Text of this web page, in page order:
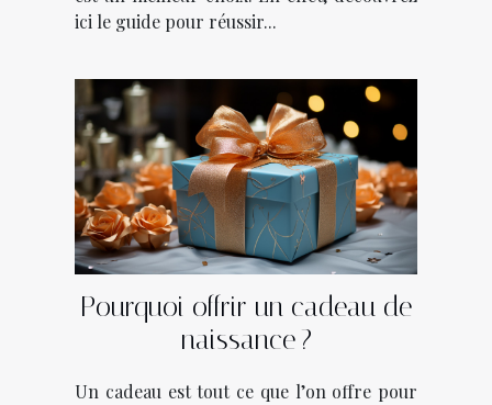
ici le guide pour réussir...
Pourquoi offrir un cadeau de
naissance ?
Un cadeau est tout ce que l’on offre pour